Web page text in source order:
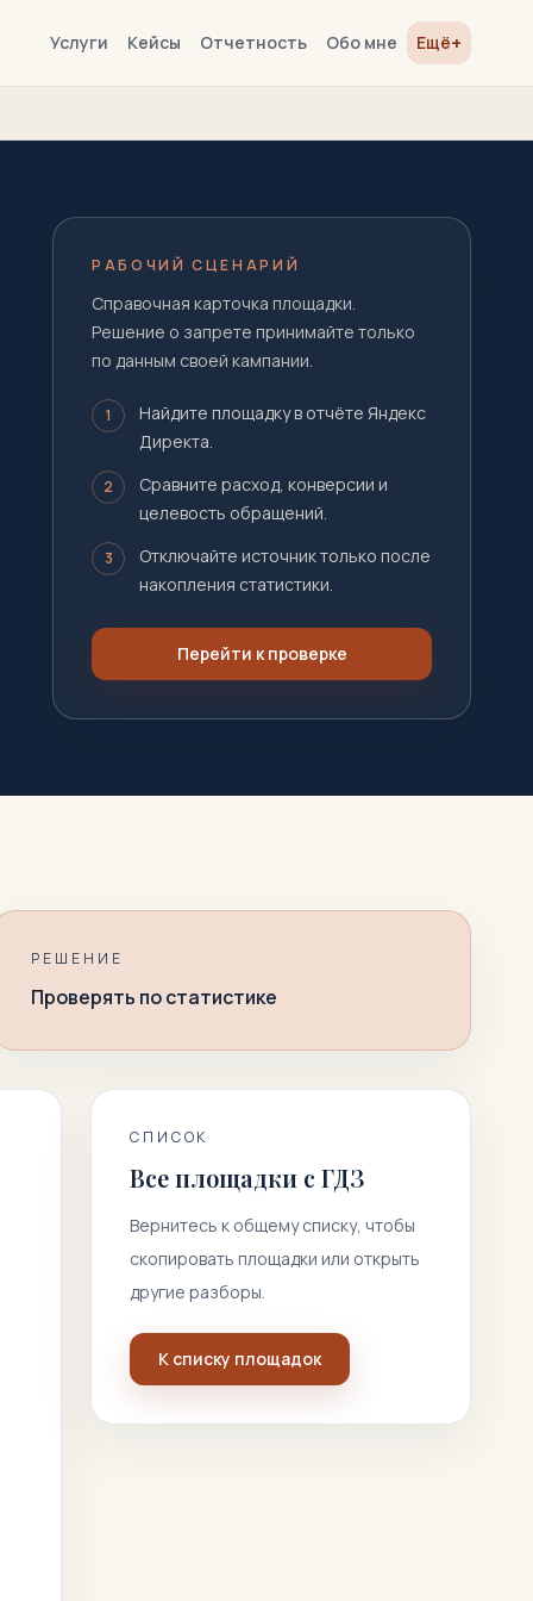
Услуги Кейсы Отчетность Обо мне Ещё+
РАБОЧИЙ СЦЕНАРИЙ
Справочная карточка площадки.
Решение о запрете принимайте только
по данным своей кампании.
1
Найдите площадку в отчёте Яндекс
Директа.
2
Сравните расход, конверсии и
целевость обращений.
3
Отключайте источник только после
накопления статистики.
Перейти к проверке
РЕШЕНИЕ
Проверять по статистике
СПИСОК
Все площадки с ГДЗ
Вернитесь к общему списку, чтобы
скопировать площадки или открыть
другие разборы.
К списку площадок